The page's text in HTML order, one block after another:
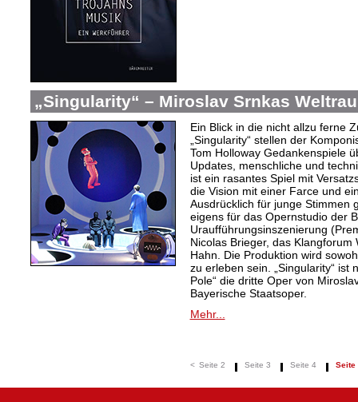
„Singularity“ – Miroslav Srnkas
Ein Blick in die nicht allzu ferne
„Singularity“ stellen der
Tom Holloway Gedankenspiele
Updates, menschliche und
ist ein rasantes Spiel mit
die Vision mit einer Farce und
Ausdrücklich für junge Stimmen
eigens für das Opernstudio der
Uraufführungsinszenierung
Nicolas Brieger, das
Hahn. Die Produktion wird
zu erleben sein. „Singularity“ ist
Pole“ die dritte Oper von
Bayerische Staatsoper.
Mehr...
< Seite 2 Seite 3 Seite 4 Seite